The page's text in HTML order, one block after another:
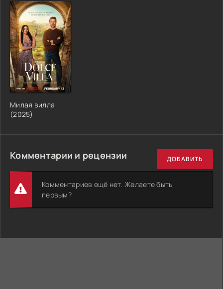
Милая вилла
(2025)
Комментарии и рецензии ДОБАВИТЬ
Комментариев ещё нет. Желаете быть
первым?